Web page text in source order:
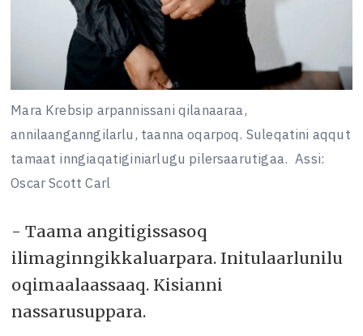
Mara Krebsip arpannissani qilanaaraa,
annilaanganngilarlu, taanna oqarpoq. Suleqatini aqqut
tamaat inngiaqatiginiarlugu pilersaarutigaa. Assi:
Oscar Scott Carl
- Taama angitigissasoq
ilimaginngikkaluarpara. Initulaarlunilu
oqimaalaassaaq. Kisianni
nassarusuppara.